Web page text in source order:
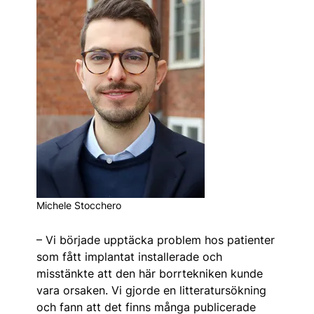
Michele Stocchero
– Vi började upptäcka problem hos patienter
som fått implantat installerade och
misstänkte att den här borrtekniken kunde
vara orsaken. Vi gjorde en litteratursökning
och fann att det finns många publicerade